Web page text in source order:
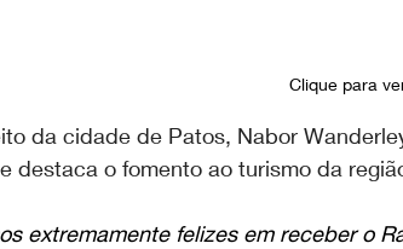
Clique para
da cidade de Patos, Nabor
destaca o fomento ao turismo da
extremamente felizes em receber o